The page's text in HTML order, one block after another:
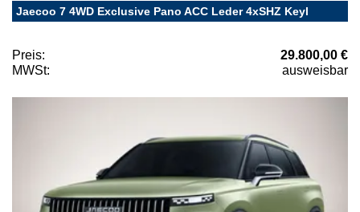
Jaecoo 7 4WD Exclusive Pano ACC Leder 4xSHZ Keyl
Preis:
29.800,00 €
MWSt:
ausweisbar